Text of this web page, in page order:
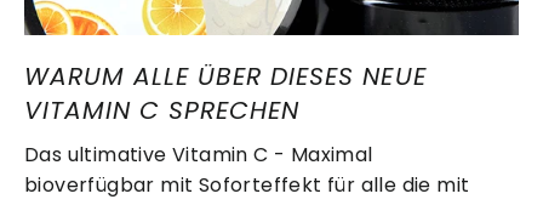
WARUM ALLE ÜBER DIESES NEUE
VITAMIN C SPRECHEN
Das ultimative Vitamin C - Maximal
bioverfügbar mit Soforteffekt für alle die mit